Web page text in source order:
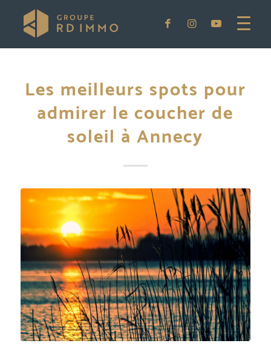
Les meilleurs spots pour
admirer le coucher de
soleil à Annecy